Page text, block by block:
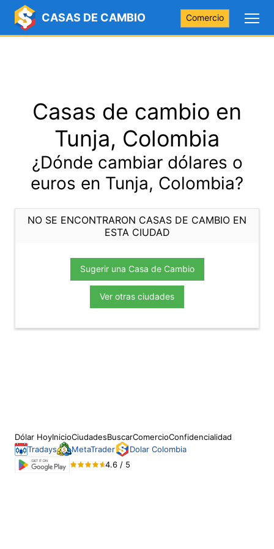
CASAS DE CAMBIO Comercio
Casas de cambio en
Tunja, Colombia
¿Dónde cambiar dólares o
euros en Tunja, Colombia?
NO SE ENCONTRARON CASAS DE CAMBIO EN
ESTA CIUDAD
Sugerir una Casa de Cambio
Ver otras ciudades
Dólar HoyInicioCiudadesBuscarComercioConfidencialidad
Tradays
MetaTrader
Dolar Colombia
4.6 / 5